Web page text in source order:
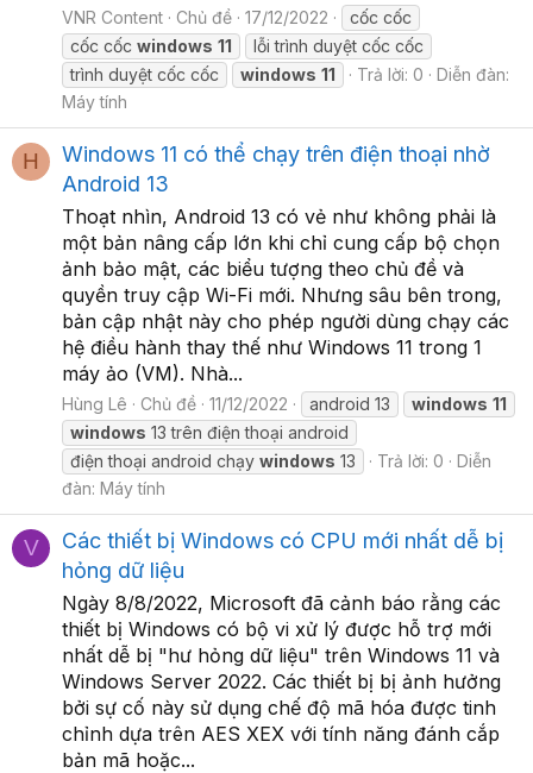
VNR Content Chủ đề 17/12/2022
cốc cốc
cốc cốc windows 11
lỗi trình duyệt cốc cốc
trình duyệt cốc cốc
windows 11 Trả lời: 0
Diễn đàn:
Máy tính
H
Windows 11 có thể chạy trên điện thoại nhờ
Android 13
Thoạt nhìn, Android 13 có vẻ như không phải là
một bản nâng cấp lớn khi chỉ cung cấp bộ chọn
ảnh bảo mật, các biểu tượng theo chủ đề và
quyền truy cập Wi-Fi mới. Nhưng sâu bên trong,
bản cập nhật này cho phép người dùng chạy các
hệ điều hành thay thế như Windows 11 trong 1
máy ảo (VM). Nhà...
Hùng Lê Chủ đề 11/12/2022 android 13 windows 11
windows 13 trên điện thoại android
điện thoại android chạy windows 13 Trả lời: 0
Diễn
đàn: Máy tính
V
Các thiết bị Windows có CPU mới nhất dễ bị
hỏng dữ liệu
Ngày 8/8/2022, Microsoft đã cảnh báo rằng các
thiết bị Windows có bộ vi xử lý được hỗ trợ mới
nhất dễ bị "hư hỏng dữ liệu" trên Windows 11 và
Windows Server 2022. Các thiết bị bị ảnh hưởng
bởi sự cố này sử dụng chế độ mã hóa được tinh
chỉnh dựa trên AES XEX với tính năng đánh cắp
bản mã hoặc...